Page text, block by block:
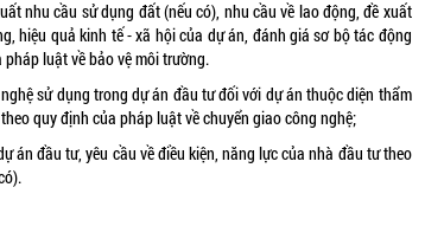
nhu cầu sử dụng đất (nếu có), nhu cầu về lao động, đề xuất
hiệu quả kinh tế - xã hội của dự án, đánh giá sơ bộ tác động
luật về bảo vệ môi trường.
sử dụng trong dự án đầu tư đối với dự án thuộc diện thẩm
quy định của pháp luật về chuyển giao công nghệ;
án đầu tư, yêu cầu về điều kiện, năng lực của nhà đầu tư theo